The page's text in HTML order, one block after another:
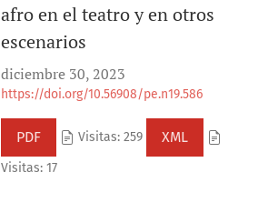
afro en el teatro y en otros
escenarios
diciembre 30, 2023
https://doi.org/10.56908/pe.n19.586
PDF Visitas: 259 XML
Visitas: 17